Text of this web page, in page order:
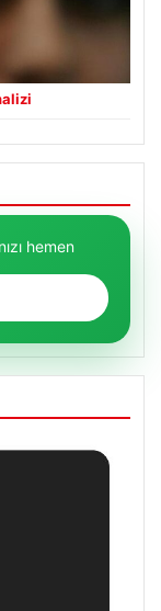
hemen